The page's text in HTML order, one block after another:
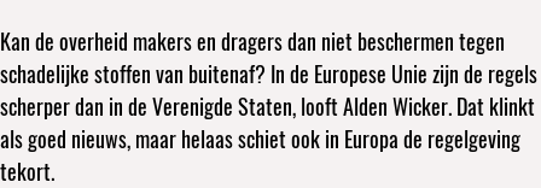
Kan de overheid makers en dragers dan niet beschermen tegen
schadelijke stoffen van buitenaf? In de Europese Unie zijn de regels
scherper dan in de Verenigde Staten, looft Alden Wicker. Dat klinkt
als goed nieuws, maar helaas schiet ook in Europa de regelgeving
tekort.